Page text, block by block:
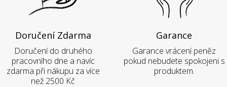
Doručení Zdarma
Doručení do druhého
pracovního dne a navíc
zdarma při nákupu za více
než 2500 Kč
Garance
Garance vrácení peněz
pokud nebudete spokojeni s
produktem.